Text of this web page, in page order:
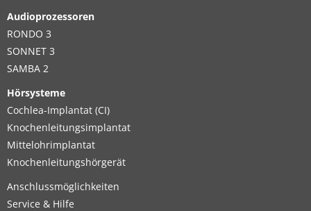
Audioprozessoren
RONDO 3
SONNET 3
SAMBA 2
Hörsysteme
Cochlea-Implantat (CI)
Knochenleitungsimplantat
Mittelohrimplantat
Knochenleitungshörgerät
Anschlussmöglichkeiten
Service & Hilfe